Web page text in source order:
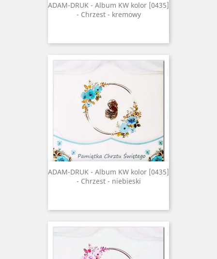
ADAM-DRUK - Album KW kolor [0435]
- Chrzest - kremowy
ADAM-DRUK - Album KW kolor [0435]
- Chrzest - niebieski